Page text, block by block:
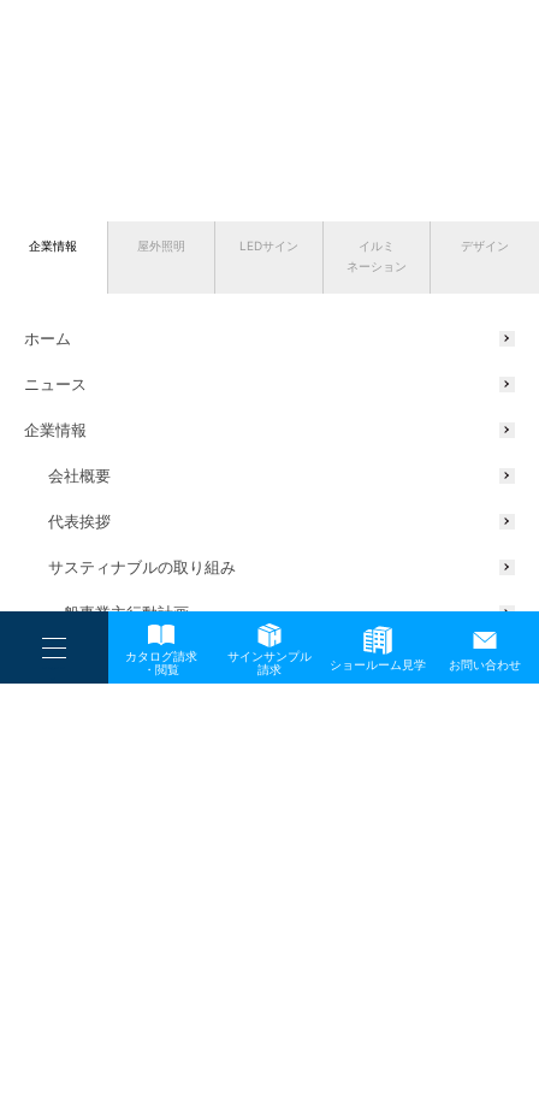
----
----
-
カタログ請求
・閲覧
サインサンプル
請求
ショールーム見学 お問い合わせ
企業情報 屋外照明 LEDサイン
イルミ
ネーション
デザイン
ホーム
ニュース
企業情報
会社概要
代表挨拶
サスティナブルの取り組み
一般事業主行動計画